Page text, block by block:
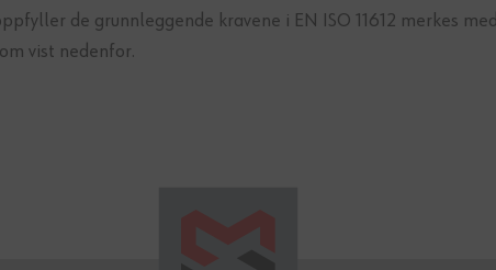
de grunnleggende kravene i EN ISO 11612 merkes med
vist nedenfor.